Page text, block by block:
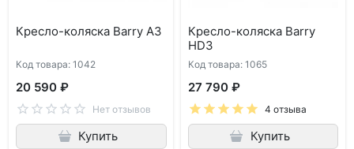
Кресло-коляска Barry A3
Код товара: 1042
20 590 ₽
Нет отзывов
Купить
Кресло-коляска Barry
HD3
Код товара: 1065
27 790 ₽
4 отзыва
Купить